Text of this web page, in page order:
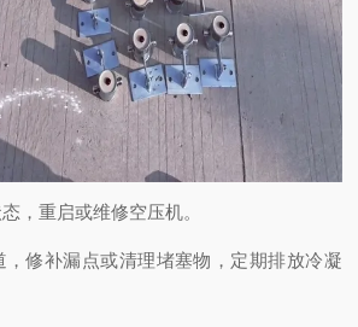
，重启或维修空压机。
，修补漏点或清理堵塞物，定期排放冷凝